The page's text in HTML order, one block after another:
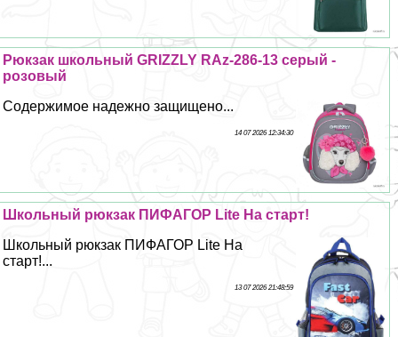
Рюкзак школьный GRIZZLY RAz-286-13 серый -
розовый
Содержимое надежно защищено...
14 07 2026 12:34:30
Школьный рюкзак ПИФАГОР Lite На старт!
Школьный рюкзак ПИФАГОР Lite На
старт!...
13 07 2026 21:48:59